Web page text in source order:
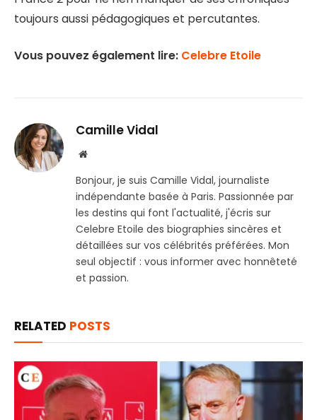
toujours aussi pédagogiques et percutantes.
Vous pouvez également lire: Celebre Etoile
Camille Vidal
Website
Bonjour, je suis Camille Vidal, journaliste
indépendante basée à Paris. Passionnée par
les destins qui font l'actualité, j'écris sur
Celebre Etoile des biographies sincères et
détaillées sur vos célébrités préférées. Mon
seul objectif : vous informer avec honnêteté
et passion.
RELATED POSTS